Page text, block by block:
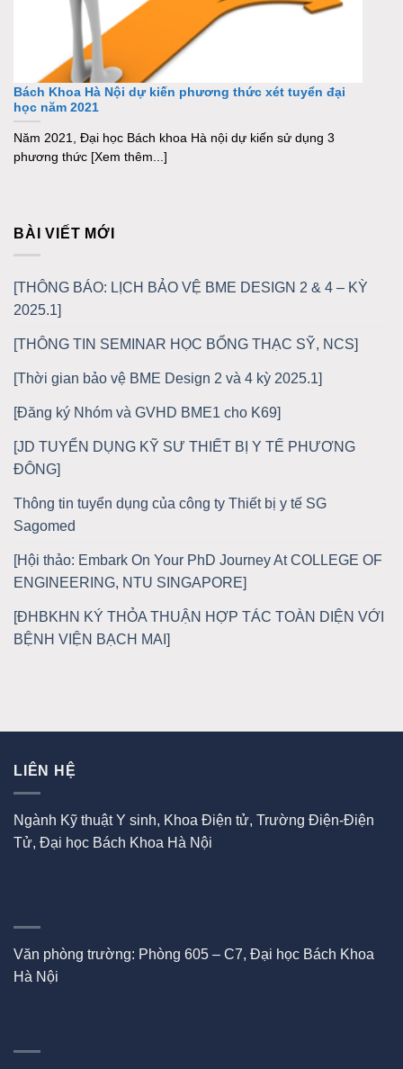
Bách Khoa Hà Nội dự kiến phương thức xét tuyển đại
học năm 2021
Năm 2021, Đại học Bách khoa Hà nội dự kiến sử dụng 3
phương thức [Xem thêm...]
BÀI VIẾT MỚI
[THÔNG BÁO: LỊCH BẢO VỆ BME DESIGN 2 & 4 – KỲ
2025.1]
[THÔNG TIN SEMINAR HỌC BỔNG THẠC SỸ, NCS]
[Thời gian bảo vệ BME Design 2 và 4 kỳ 2025.1]
[Đăng ký Nhóm và GVHD BME1 cho K69]
[JD TUYỂN DỤNG KỸ SƯ THIẾT BỊ Y TẾ PHƯƠNG
ĐÔNG]
Thông tin tuyển dụng của công ty Thiết bị y tế SG
Sagomed
[Hội thảo: Embark On Your PhD Journey At COLLEGE OF
ENGINEERING, NTU SINGAPORE]
[ĐHBKHN KÝ THỎA THUẬN HỢP TÁC TOÀN DIỆN VỚI
BỆNH VIỆN BẠCH MAI]
LIÊN HỆ
Ngành Kỹ thuật Y sinh, Khoa Điện tử, Trường Điện-Điện
Tử, Đại học Bách Khoa Hà Nội
Văn phòng trường: Phòng 605 – C7, Đại học Bách Khoa
Hà Nội